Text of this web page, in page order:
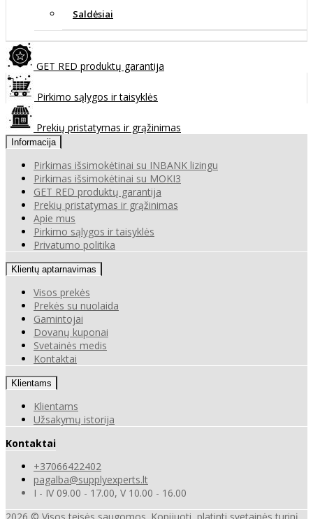
Saldėsiai
GET RED produktų garantija
Pirkimo sąlygos ir taisyklės
Prekių pristatymas ir grąžinimas
Informacija
Pirkimas išsimokėtinai su INBANK lizingu
Pirkimas išsimokėtinai su MOKI3
GET RED produktų garantija
Prekių pristatymas ir grąžinimas
Apie mus
Pirkimo sąlygos ir taisyklės
Privatumo politika
Klientų aptarnavimas
Visos prekės
Prekės su nuolaida
Gamintojai
Dovanų kuponai
Svetainės medis
Kontaktai
Klientams
Klientams
Užsakymų istorija
Kontaktai
+37066422402
pagalba@supplyexperts.lt
I - IV 09.00 - 17.00, V 10.00 - 16.00